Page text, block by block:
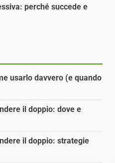
perché succede e
usarlo davvero (e quando
il doppio: dove e
il doppio: strategie